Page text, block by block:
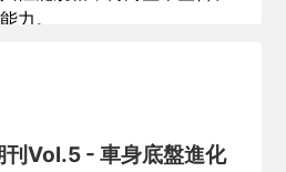
力。
刊Vol.5 - 車身底盤進化